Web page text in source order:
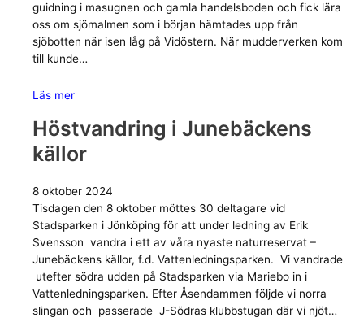
guidning i masugnen och gamla handelsboden och fick lära
oss om sjömalmen som i början hämtades upp från
sjöbotten när isen låg på Vidöstern. När mudderverken kom
till kunde…
Läs mer
Höstvandring i Junebäckens
källor
8 oktober 2024
Tisdagen den 8 oktober möttes 30 deltagare vid
Stadsparken i Jönköping för att under ledning av Erik
Svensson vandra i ett av våra nyaste naturreservat –
Junebäckens källor, f.d. Vattenledningsparken. Vi vandrade
utefter södra udden på Stadsparken via Mariebo in i
Vattenledningsparken. Efter Åsendammen följde vi norra
slingan och passerade J-Södras klubbstugan där vi njöt…